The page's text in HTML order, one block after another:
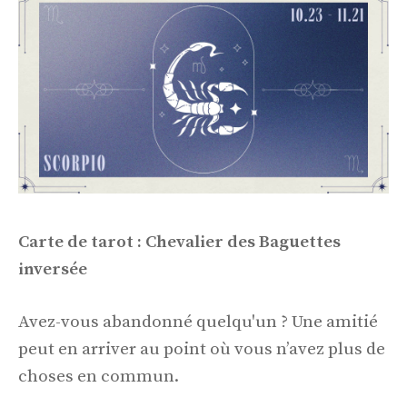
Carte de tarot : Chevalier des Baguettes
inversée
Avez-vous abandonné quelqu'un ? Une amitié
peut en arriver au point où vous n’avez plus de
choses en commun.